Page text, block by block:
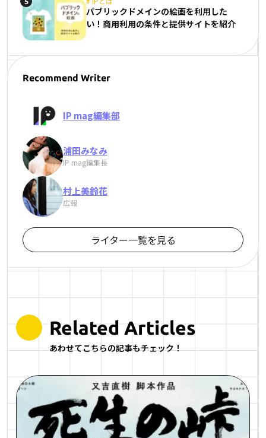
パブリックドメインの絵画を利用した
い！商用利用の条件と提供サイトを紹介
Recommend Writer
IP mag編集部
浦田みなみ
IP mag編集長
村上美鈴花
広報
ライター一覧を見る
Related Articles
あわせてこちらの記事もチェック！